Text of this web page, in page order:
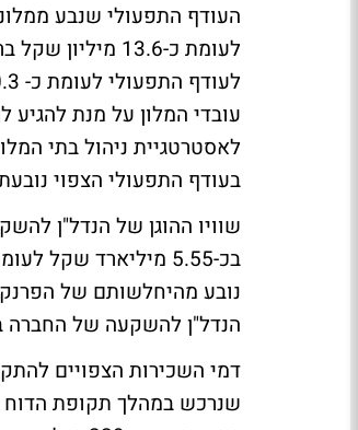
עובדי המלון על מנת
בעודף התפעולי הצפוי
נובע מהיחלשותם של
הנדל"ן להשקעה של החברה
דמי השכירות הצפויים
שנרכש במהלך תקופת הדוח